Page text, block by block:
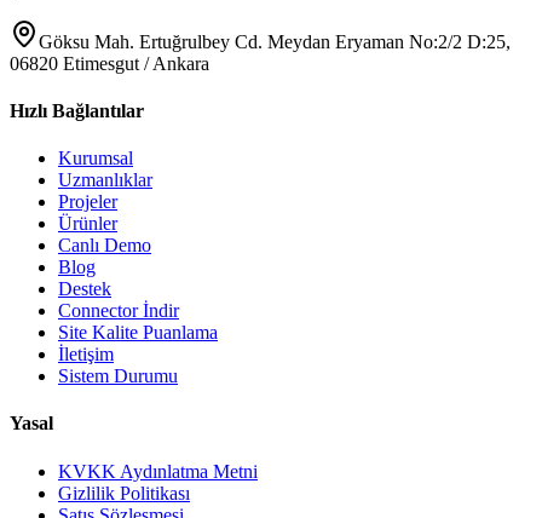
Göksu Mah. Ertuğrulbey Cd. Meydan Eryaman No:2/2 D:25,
06820 Etimesgut / Ankara
Hızlı Bağlantılar
Kurumsal
Uzmanlıklar
Projeler
Ürünler
Canlı Demo
Blog
Destek
Connector İndir
Site Kalite Puanlama
İletişim
Sistem Durumu
Yasal
KVKK Aydınlatma Metni
Gizlilik Politikası